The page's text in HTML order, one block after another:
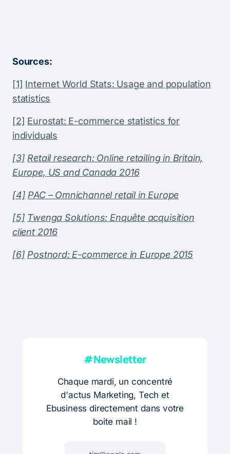
Sources:
[1] Internet World Stats: Usage and population
statistics
[2] Eurostat: E-commerce statistics for
individuals
[3] Retail research: Online retailing in Britain,
Europe, US and Canada 2016
[4] PAC – Omnichannel retail in Europe
[5] Twenga Solutions: Enquête acquisition
client 2016
[6] Postnord: E-commerce in Europe 2015
#Newsletter
Chaque mardi, un concentré
d'actus Marketing, Tech et
Ebusiness directement dans votre
boite mail !